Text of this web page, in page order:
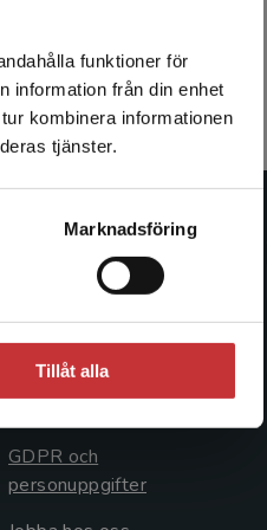
funktioner för
information från din enhet
kombinera informationen
tjänster.
Marknadsföring
Tillåt alla
Allmänna länkar
Avtal och rättigheter
Cookies
GDPR och
personuppgifter